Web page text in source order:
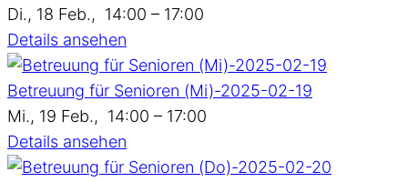
Di., 18 Feb., 14:00 – 17:00
Details ansehen
Betreuung für Senioren (Mi)-2025-02-19
Mi., 19 Feb., 14:00 – 17:00
Details ansehen